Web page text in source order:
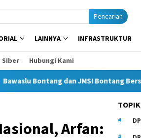
Pencarian
LAINNYA INFRASTRUKTUR
Siber Hubungi Kami
dan JMSI Bontang Bersinergi
Arfan: